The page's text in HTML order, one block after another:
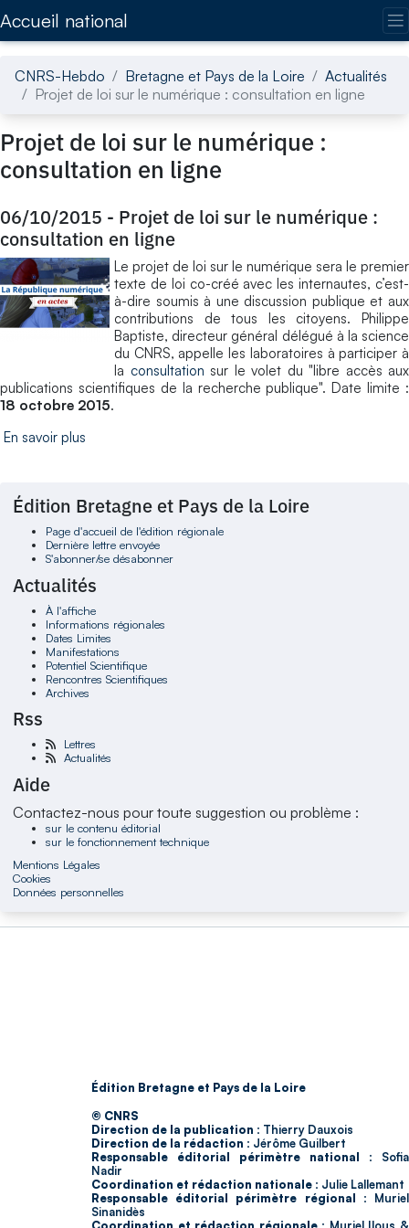
Accueil national
CNRS-Hebdo Bretagne et Pays de la Loire
Actualités
Projet de loi sur le numérique : consultation en ligne
Projet de loi sur le numérique :
consultation en ligne
06/10/2015 - Projet de loi sur le numérique :
consultation en ligne
Le projet de loi sur le numérique sera le premier
texte de loi co-créé avec les internautes, c’est-
à-dire soumis à une discussion publique et aux
contributions de tous les citoyens. Philippe
Baptiste, directeur général délégué à la science
du CNRS, appelle les laboratoires à participer à
la consultation sur le volet du "libre accès aux
publications scientifiques de la recherche publique". Date limite :
18 octobre 2015.
En savoir plus
Édition Bretagne et Pays de la Loire
Page d'accueil de l'édition régionale
Dernière lettre envoyée
S'abonner/se désabonner
Actualités
À l'affiche
Informations régionales
Dates Limites
Manifestations
Potentiel Scientifique
Rencontres Scientifiques
Archives
Rss
Lettres
Actualités
Aide
Contactez-nous pour toute suggestion ou problème :
sur le contenu éditorial
sur le fonctionnement technique
Mentions Légales
Cookies
Données personnelles
Édition Bretagne et Pays de la Loire
© CNRS
Direction de la publication : Thierry Dauxois
Direction de la rédaction : Jérôme Guilbert
Responsable éditorial périmètre national : Sofia
Nadir
Coordination et rédaction nationale : Julie Lallemant
Responsable éditorial périmètre régional : Muriel
Sinanidès